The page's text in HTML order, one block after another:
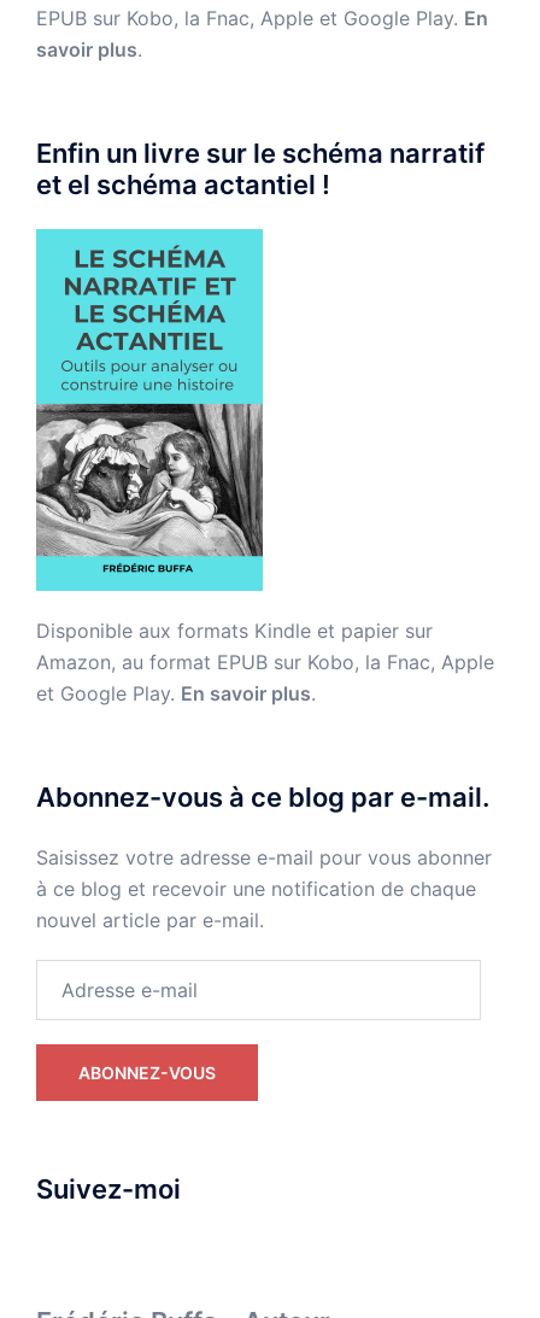
EPUB sur Kobo, la Fnac, Apple et Google Play. En
savoir plus.
Enfin un livre sur le schéma narratif
et el schéma actantiel !
Disponible aux formats Kindle et papier sur
Amazon, au format EPUB sur Kobo, la Fnac, Apple
et Google Play. En savoir plus.
Abonnez-vous à ce blog par e-mail.
Saisissez votre adresse e-mail pour vous abonner
à ce blog et recevoir une notification de chaque
nouvel article par e-mail.
ABONNEZ-VOUS
Suivez-moi